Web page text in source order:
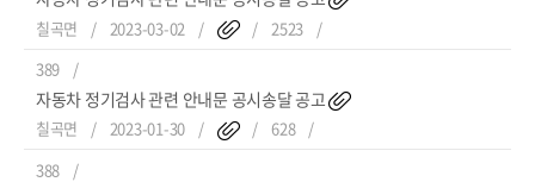
칠곡면 2023-03-02
2523
389
자동차 정기검사 관련 안내문 공시송달 공고
칠곡면 2023-01-30
628
388